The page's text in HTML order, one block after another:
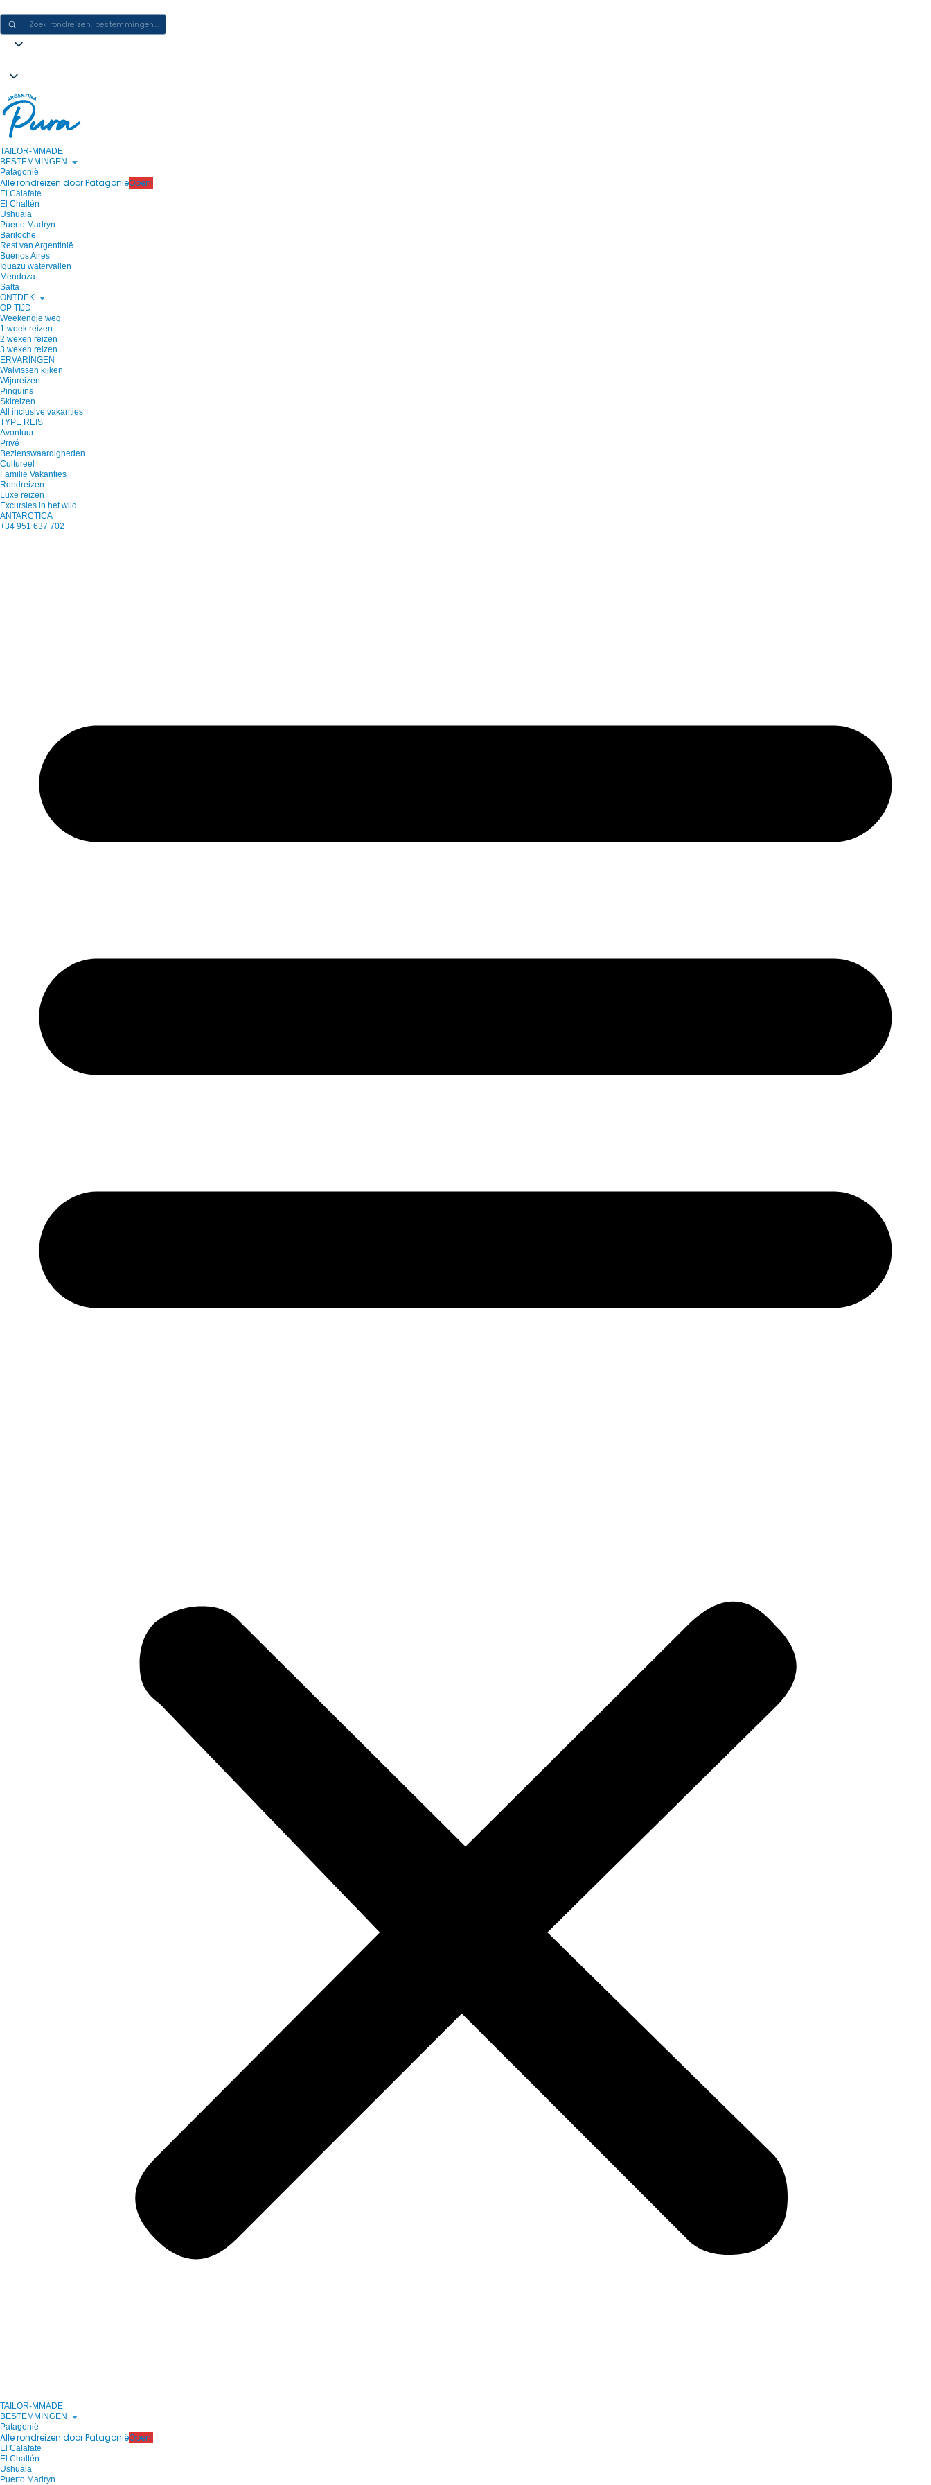
TAILOR-MMADE
BESTEMMINGEN
Patagonië
Alle rondreizen door PatagoniëOpen!
El Calafate
El Chaltén
Ushuaia
Puerto Madryn
Bariloche
Rest van Argentinië
Buenos Aires
Iguazu watervallen
Mendoza
Salta
ONTDEK
OP TIJD
Weekendje weg
1 week reizen
2 weken reizen
3 weken reizen
ERVARINGEN
Walvissen kijken
Wijnreizen
Pinguïns
Skireizen
All inclusive vakanties
TYPE REIS
Avontuur
Privé
Bezienswaardigheden
Cultureel
Familie Vakanties
Rondreizen
Luxe reizen
Excursies in het wild
ANTARCTICA
+34 951 637 702
TAILOR-MMADE
BESTEMMINGEN
Patagonië
Alle rondreizen door PatagoniëOpen!
El Calafate
El Chaltén
Ushuaia
Puerto Madryn